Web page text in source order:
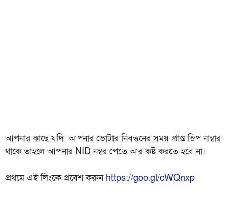
আপনার কাছে যদি আপনার ভোটার নিবন্ধনের সময় প্রাপ্ত স্লিপ নাম্বার
থাকে তাহলে আপনার NID নম্বর পেতে আর কষ্ট করতে হবে না।
প্রথমে এই লিংকে প্রবেশ করুন https://goo.gl/cWQnxp